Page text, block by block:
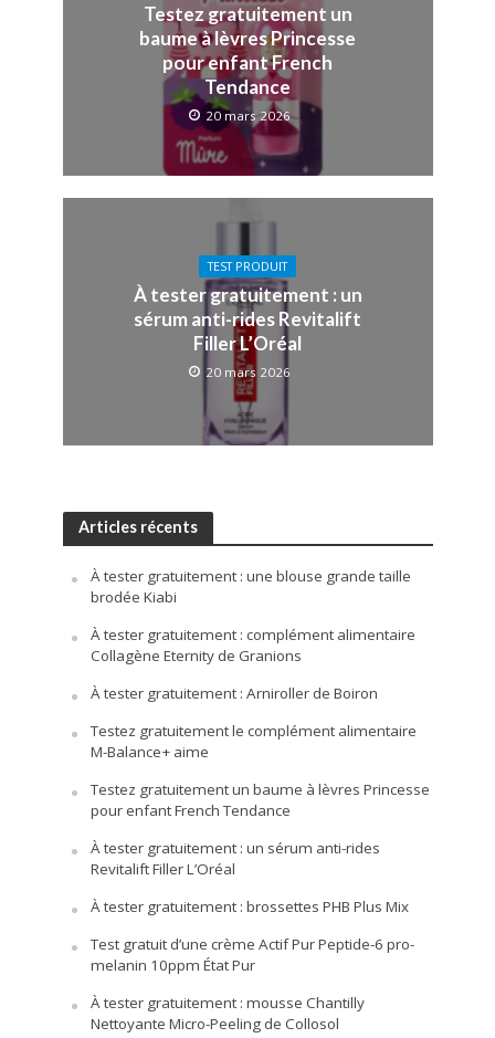
Testez gratuitement un
baume à lèvres Princesse
pour enfant French
Tendance
20 mars 2026
TEST PRODUIT
À tester gratuitement : un
sérum anti-rides Revitalift
Filler L’Oréal
20 mars 2026
Articles récents
À tester gratuitement : une blouse grande taille
brodée Kiabi
À tester gratuitement : complément alimentaire
Collagène Eternity de Granions
À tester gratuitement : Arniroller de Boiron
Testez gratuitement le complément alimentaire
M-Balance+ aime
Testez gratuitement un baume à lèvres Princesse
pour enfant French Tendance
À tester gratuitement : un sérum anti-rides
Revitalift Filler L’Oréal
À tester gratuitement : brossettes PHB Plus Mix
Test gratuit d’une crème Actif Pur Peptide-6 pro-
melanin 10ppm État Pur
À tester gratuitement : mousse Chantilly
Nettoyante Micro-Peeling de Collosol